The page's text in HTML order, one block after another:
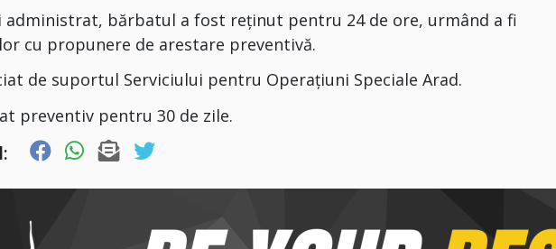
bărbatul a fost reținut pentru 24 de ore, urmând a fi
cu propunere de arestare preventivă.
de suportul Serviciului pentru Operațiuni Speciale Arad.
preventiv pentru 30 de zile.